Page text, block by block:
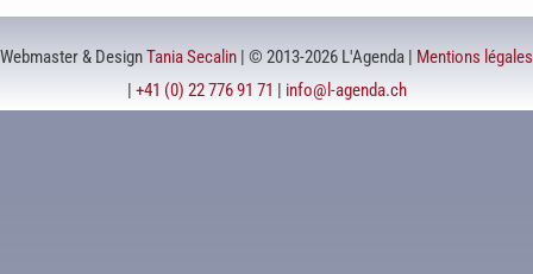
Webmaster & DesignTania Secalin | © 2013-2026 L'Agenda | Mentions légales
+41 (0) 22 776 91 71 info@l-agenda.ch